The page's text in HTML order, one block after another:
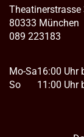
Theatinerstrasse
80333 München
089 223183
Mo-Sa
So
16:00 Uhr
11:00 Uhr